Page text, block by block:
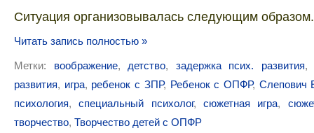
Ситуация организовывалась следующим образом.
Читать запись полностью »
Метки: воображение, детство, задержка псих. развития
развития, игра, ребенок с ЗПР, Ребенок с ОПФР, Слепович
психология,специальный психолог,сюжетная игра,
творчество, Творчество детей с ОПФР